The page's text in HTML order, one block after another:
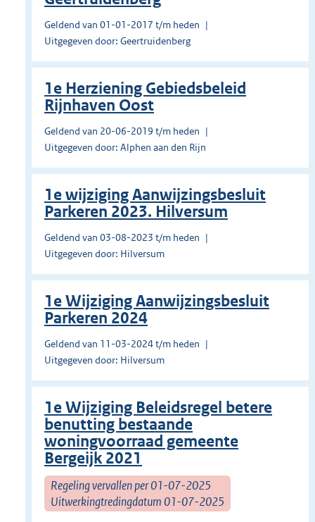
Geldend van 01-01-2017 t/m heden
Uitgegeven door: Geertruidenberg
1e Herziening Gebiedsbeleid
Rijnhaven Oost
Geldend van 20-06-2019 t/m heden
Uitgegeven door: Alphen aan den Rijn
1e wijziging Aanwijzingsbesluit
Parkeren 2023. Hilversum
Geldend van 03-08-2023 t/m heden
Uitgegeven door: Hilversum
1e Wijziging Aanwijzingsbesluit
Parkeren 2024
Geldend van 11-03-2024 t/m heden
Uitgegeven door: Hilversum
1e Wijziging Beleidsregel betere
benutting bestaande
woningvoorraad gemeente
Bergeijk 2021
Regeling vervallen per 01-07-2025
Uitwerkingtredingdatum 01-07-2025